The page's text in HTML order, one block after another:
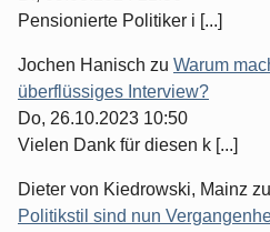
Pensionierte Politiker i [...]
Jochen Hanisch zu Warum
überflüssiges Interview?
Do, 26.10.2023 10:50
Vielen Dank für diesen k [...]
Dieter von Kiedrowski, Mainz zu
Politikstil sind nun